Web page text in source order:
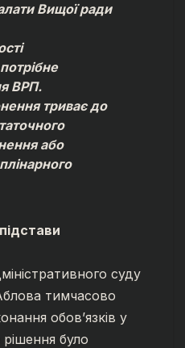
Вищої ради
ВРП.
триває до
або
суду
тимчасово
обов’язків у
було